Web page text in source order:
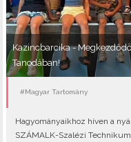
Kazincbarcika -
Tanodában!
#Magyar Tartomány
Hagyományaikhoz híven a
SZÁMALK-Szalézi